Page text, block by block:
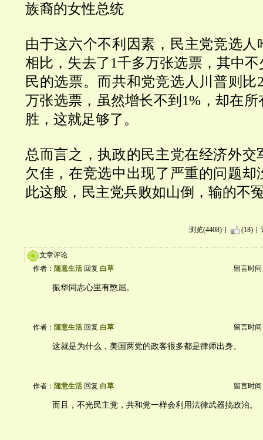
族裔的女性总统
由于这六个不利因素，民主党竞选人
相比，失去了1千多万张选票，其中
民的选票。而共和党竞选人川普则比
万张选票，虽然增长不到1%，却在
胜，这就足够了。
总而言之，执政的民主党在经济外交
欠佳，在竞选中出现了严重的问题却
此这般，民主党兵败如山倒，输的不
浏览(4408) (18)
文章评论
作者： 随意生活 回复 白草 留言时间
振华同志心里有憋屈。
作者： 随意生活 回复 白草 留言时间
这就是为什么，美国两党的政客很多都是律师出身。
作者： 随意生活 回复 白草 留言时间
而且，不光民主党，共和党一样会利用法律武器搞政治。